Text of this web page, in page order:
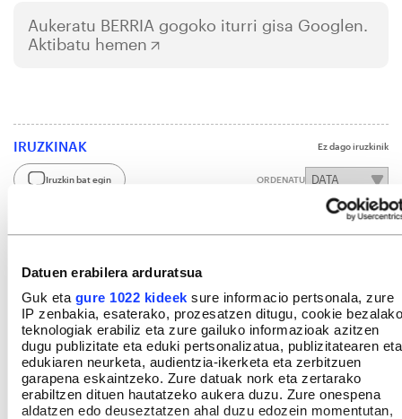
Datuen erabilera arduratsua
Guk eta gure 1022 kideek sure informacio pertsonala, zure
IP zenbakia, esaterako, prozesatzen ditugu, cookie bezalako
teknologiak erabiliz eta zure gailuko informazioak azitzen
dugu publizitate eta eduki pertsonalizatua, publizitatearen eta
edukiaren neurketa, audientzia-ikerketa eta zerbitzuen
garapena eskaintzeko. Zure datuak nork eta zertarako
erabiltzen dituen hautatzeko aukera duzu. Zure onespena
aldatzen edo deuseztatzen ahal duzu edozein momentutan,
Aukeratu BERRIA gogoko iturri gisa Googlen.
Aktibatu hemen
IRUZKINAK Ez dago iruzkinik
Iruzkin bat egin ORDENATU